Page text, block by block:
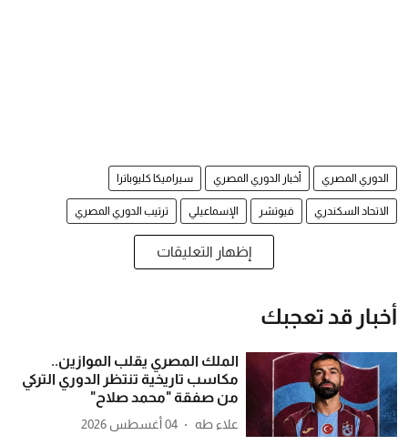
الدوري المصري أخبار الدوري المصري سيراميكا كليوباترا
الاتحاد السكندري فيوتشر الإسماعيلي ترتيب الدوري المصري
إظهار التعليقات
أخبار قد تعجبك
الملك المصري يقلب الموازين..
مكاسب تاريخية تنتظر الدوري التركي
من صفقة "محمد صلاح"
علاء طه 04 أغسطس 2026